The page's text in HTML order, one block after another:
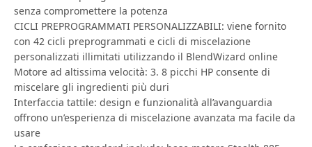
senza compromettere la potenza
CICLI PREPROGRAMMATI PERSONALIZZABILI: viene fornito
con 42 cicli preprogrammati e cicli di miscelazione
personalizzati illimitati utilizzando il BlendWizard online
Motore ad altissima velocità: 3. 8 picchi HP consente di
miscelare gli ingredienti più duri
Interfaccia tattile: design e funzionalità all’avanguardia
offrono un’esperienza di miscelazione avanzata ma facile da
usare